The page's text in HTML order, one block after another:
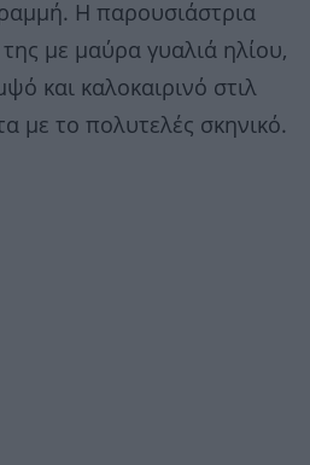
Η παρουσιάστρια
με μαύρα γυαλιά ηλίου,
και καλοκαιρινό στιλ
με το πολυτελές σκηνικό.